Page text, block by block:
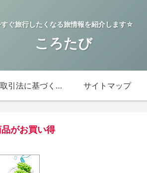
ぐ旅行したくなる旅情報を紹介します☆
ころたび
特定商取引法に基づく表記 サイトマップ
がお買い得